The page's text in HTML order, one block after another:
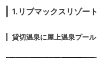
1.リブマックスリゾー
貸切温泉に屋上温泉プー